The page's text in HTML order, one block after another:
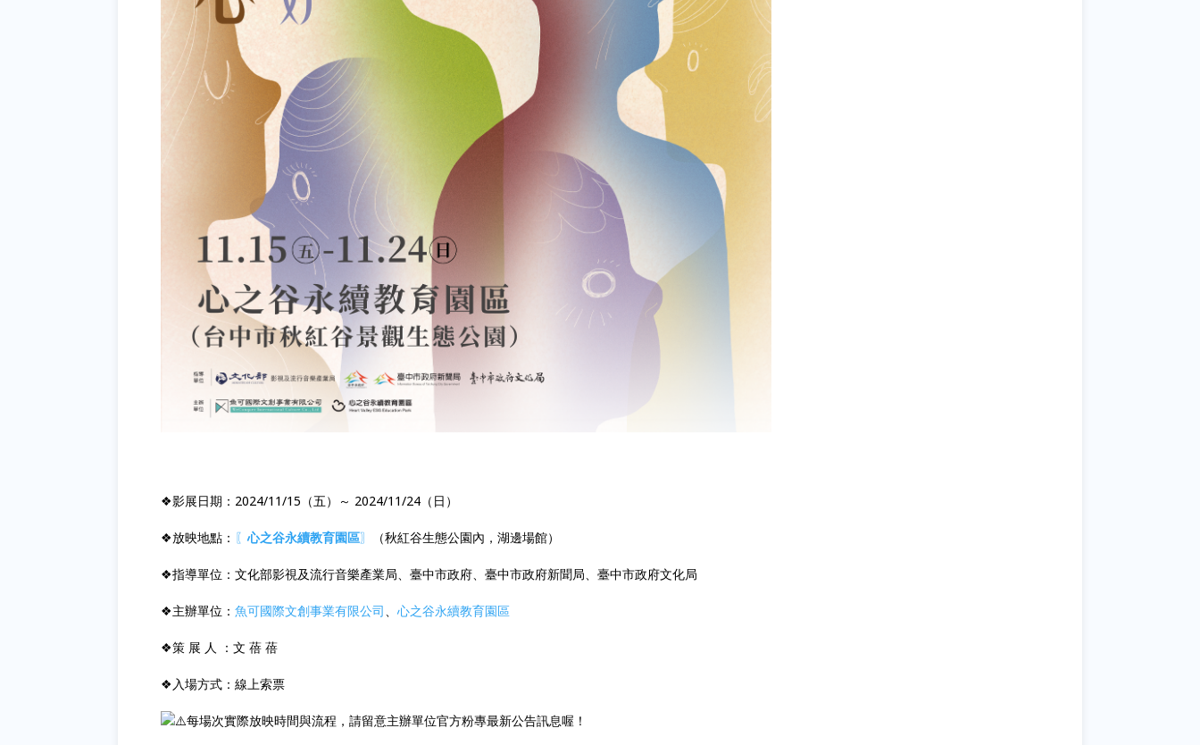
❖影展日期：2024/11/15（五）～ 2024/11/24（日）
❖放映地點： 〖 心之谷永續教育園區〗 （秋紅谷生態公園內，湖邊場館）
❖指導單位：文化部影視及流行音樂產業局、臺中市政府、臺中市政府新聞局、臺中市政府文化局
❖主辦單位： 魚可國際文創事業有限公司、 心之谷永續教育園區
❖策 展 人 ：文 蓓 蓓
❖入場方式：線上索票
每場次實際放映時間與流程，請留意主辦單位官方粉專最新公告訊息喔！